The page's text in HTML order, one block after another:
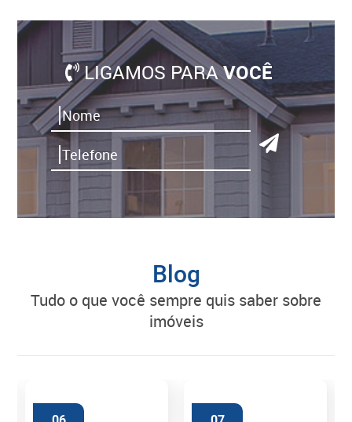
LIGAMOS PARAVOCÊ
Blog
tudo o que você sempre quis saber sobre
imóveis